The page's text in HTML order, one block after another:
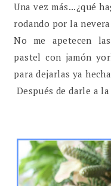
Una vez más...¿qué
rodando por la
No me apetecen
pastel con jamón
para dejarlas ya
Después de darle a